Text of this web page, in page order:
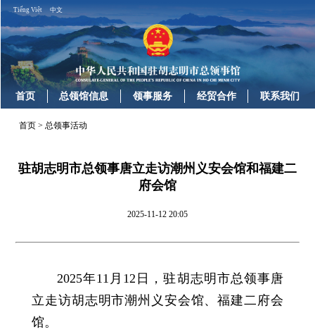
Tiếng Việt 中文
首页 总领馆信息 领事服务 经贸合作 联系我们
首页 >总领事活动
驻胡志明市总领事唐立走访潮州义安会馆和福建二
府会馆
2025-11-12 20:05
2025年11月12日，驻胡志明市总领事唐
立走访胡志明市潮州义安会馆、福建二府会
馆。